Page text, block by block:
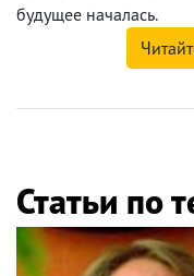
будущее началась.
Статьи по